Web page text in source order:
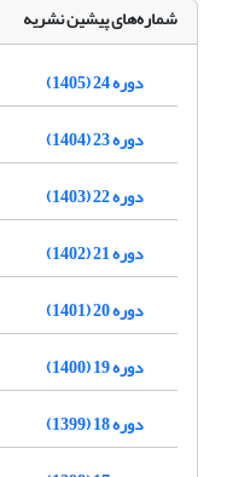
شماره‌های پیشین نشریه
دوره 24 (1405)
دوره 23 (1404)
دوره 22 (1403)
دوره 21 (1402)
دوره 20 (1401)
دوره 19 (1400)
دوره 18 (1399)